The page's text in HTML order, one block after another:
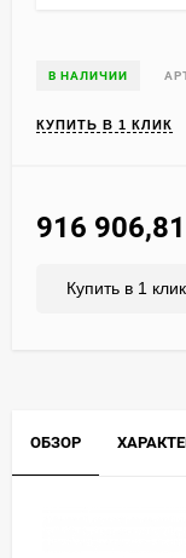
В НАЛИЧИИ
КУПИТЬ В 1 КЛИК
916 906,81
Купить в 1 клик
ОБЗОР